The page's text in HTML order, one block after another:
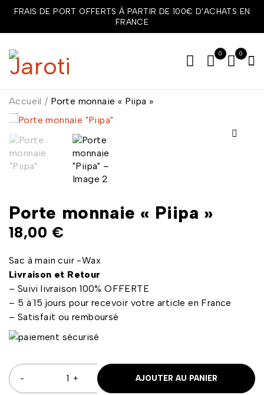
FRAIS DE PORT OFFERTS À PARTIR DE 100€ D'ACHATS EN
FRANCE
0 0
Accueil / Porte monnaie « Piipa »
Porte monnaie « Piipa »
18,00 €
Sac à main cuir -Wax
Livraison et Retour
– Suivi livraison 100% OFFERTE
– 5 à 15 jours pour recevoir votre article en France
– Satisfait ou remboursé
AJOUTER AU PANIER